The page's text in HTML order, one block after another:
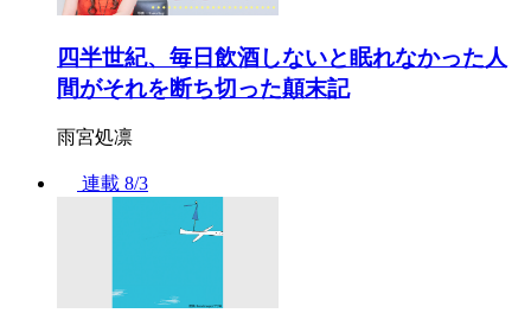
四半世紀、毎日飲酒しないと眠れなかった人
間がそれを断ち切った顛末記
雨宮処凛
連載 8/3